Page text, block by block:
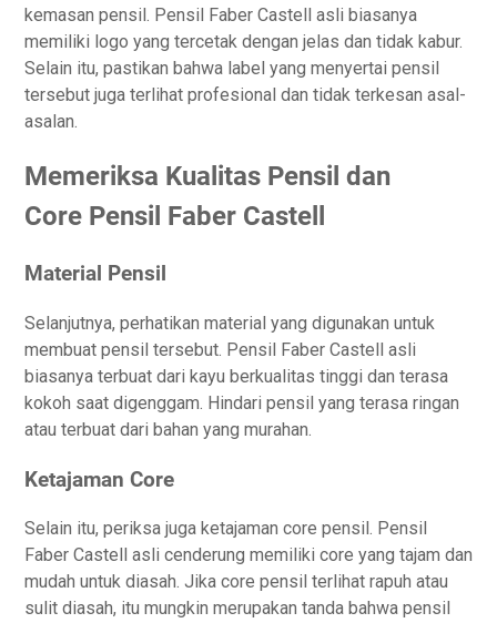
kemasan pensil. Pensil Faber Castell asli biasanya
memiliki logo yang tercetak dengan jelas dan tidak kabur.
Selain itu, pastikan bahwa label yang menyertai pensil
tersebut juga terlihat profesional dan tidak terkesan asal-
asalan.
Memeriksa Kualitas Pensil dan
Core Pensil Faber Castell
Material Pensil
Selanjutnya, perhatikan material yang digunakan untuk
membuat pensil tersebut. Pensil Faber Castell asli
biasanya terbuat dari kayu berkualitas tinggi dan terasa
kokoh saat digenggam. Hindari pensil yang terasa ringan
atau terbuat dari bahan yang murahan.
Ketajaman Core
Selain itu, periksa juga ketajaman core pensil. Pensil
Faber Castell asli cenderung memiliki core yang tajam dan
mudah untuk diasah. Jika core pensil terlihat rapuh atau
sulit diasah, itu mungkin merupakan tanda bahwa pensil